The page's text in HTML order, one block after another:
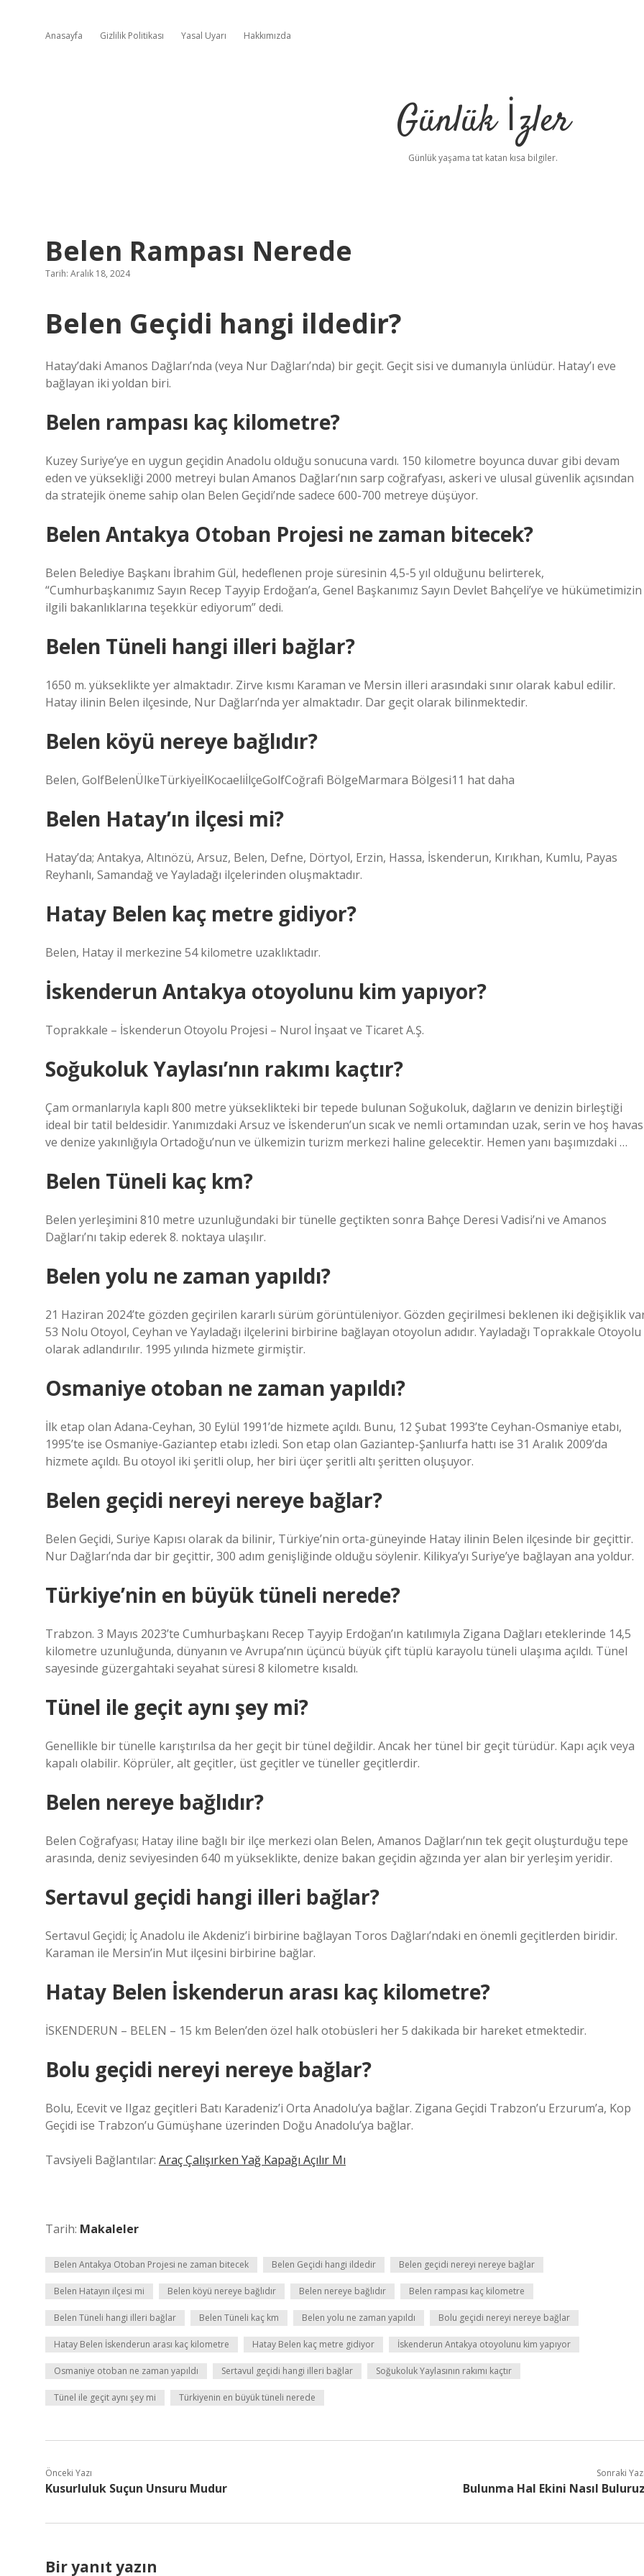
Anasayfa Gizlilik Politikası Yasal Uyarı Hakkımızda
Günlük İzler
Günlük yaşama tat katan kısa bilgiler.
Belen Rampası Nerede
Tarih: Aralık 18, 2024
Belen Geçidi hangi ildedir?
Hatay’daki Amanos Dağları’nda (veya Nur Dağları’nda) bir geçit. Geçit sisi ve dumanıyla ünlüdür. Hatay’ı eve
bağlayan iki yoldan biri.
Belen rampası kaç kilometre?
Kuzey Suriye’ye en uygun geçidin Anadolu olduğu sonucuna vardı. 150 kilometre boyunca duvar gibi devam
eden ve yüksekliği 2000 metreyi bulan Amanos Dağları’nın sarp coğrafyası, askeri ve ulusal güvenlik açısından
da stratejik öneme sahip olan Belen Geçidi’nde sadece 600-700 metreye düşüyor.
Belen Antakya Otoban Projesi ne zaman bitecek?
Belen Belediye Başkanı İbrahim Gül, hedeflenen proje süresinin 4,5-5 yıl olduğunu belirterek,
“Cumhurbaşkanımız Sayın Recep Tayyip Erdoğan’a, Genel Başkanımız Sayın Devlet Bahçeli’ye ve hükümetimizin
ilgili bakanlıklarına teşekkür ediyorum” dedi.
Belen Tüneli hangi illeri bağlar?
1650 m. yükseklikte yer almaktadır. Zirve kısmı Karaman ve Mersin illeri arasındaki sınır olarak kabul edilir.
Hatay ilinin Belen ilçesinde, Nur Dağları’nda yer almaktadır. Dar geçit olarak bilinmektedir.
Belen köyü nereye bağlıdır?
Belen, GolfBelenÜlkeTürkiyeİlKocaeliİlçeGolfCoğrafi BölgeMarmara Bölgesi11 hat daha
Belen Hatay’ın ilçesi mi?
Hatay’da; Antakya, Altınözü, Arsuz, Belen, Defne, Dörtyol, Erzin, Hassa, İskenderun, Kırıkhan, Kumlu, Payas
Reyhanlı, Samandağ ve Yayladağı ilçelerinden oluşmaktadır.
Hatay Belen kaç metre gidiyor?
Belen, Hatay il merkezine 54 kilometre uzaklıktadır.
İskenderun Antakya otoyolunu kim yapıyor?
Toprakkale – İskenderun Otoyolu Projesi – Nurol İnşaat ve Ticaret A.Ş.
Soğukoluk Yaylası’nın rakımı kaçtır?
Çam ormanlarıyla kaplı 800 metre yükseklikteki bir tepede bulunan Soğukoluk, dağların ve denizin birleştiği
ideal bir tatil beldesidir. Yanımızdaki Arsuz ve İskenderun’un sıcak ve nemli ortamından uzak, serin ve hoş
ve denize yakınlığıyla Ortadoğu’nun ve ülkemizin turizm merkezi haline gelecektir. Hemen yanı başımızdaki …
Belen Tüneli kaç km?
Belen yerleşimini 810 metre uzunluğundaki bir tünelle geçtikten sonra Bahçe Deresi Vadisi’ni ve Amanos
Dağları’nı takip ederek 8. noktaya ulaşılır.
Belen yolu ne zaman yapıldı?
21 Haziran 2024’te gözden geçirilen kararlı sürüm görüntüleniyor. Gözden geçirilmesi beklenen iki değişiklik
53 Nolu Otoyol, Ceyhan ve Yayladağı ilçelerini birbirine bağlayan otoyolun adıdır. Yayladağı Toprakkale Otoyolu
olarak adlandırılır. 1995 yılında hizmete girmiştir.
Osmaniye otoban ne zaman yapıldı?
İlk etap olan Adana-Ceyhan, 30 Eylül 1991’de hizmete açıldı. Bunu, 12 Şubat 1993’te Ceyhan-Osmaniye etabı,
1995’te ise Osmaniye-Gaziantep etabı izledi. Son etap olan Gaziantep-Şanlıurfa hattı ise 31 Aralık 2009’da
hizmete açıldı. Bu otoyol iki şeritli olup, her biri üçer şeritli altı şeritten oluşuyor.
Belen geçidi nereyi nereye bağlar?
Belen Geçidi, Suriye Kapısı olarak da bilinir, Türkiye’nin orta-güneyinde Hatay ilinin Belen ilçesinde bir geçittir.
Nur Dağları’nda dar bir geçittir, 300 adım genişliğinde olduğu söylenir. Kilikya’yı Suriye’ye bağlayan ana yoldur.
Türkiye’nin en büyük tüneli nerede?
Trabzon. 3 Mayıs 2023’te Cumhurbaşkanı Recep Tayyip Erdoğan’ın katılımıyla Zigana Dağları eteklerinde 14,5
kilometre uzunluğunda, dünyanın ve Avrupa’nın üçüncü büyük çift tüplü karayolu tüneli ulaşıma açıldı. Tünel
sayesinde güzergahtaki seyahat süresi 8 kilometre kısaldı.
Tünel ile geçit aynı şey mi?
Genellikle bir tünelle karıştırılsa da her geçit bir tünel değildir. Ancak her tünel bir geçit türüdür. Kapı açık veya
kapalı olabilir. Köprüler, alt geçitler, üst geçitler ve tüneller geçitlerdir.
Belen nereye bağlıdır?
Belen Coğrafyası; Hatay iline bağlı bir ilçe merkezi olan Belen, Amanos Dağları’nın tek geçit oluşturduğu tepe
arasında, deniz seviyesinden 640 m yükseklikte, denize bakan geçidin ağzında yer alan bir yerleşim yeridir.
Sertavul geçidi hangi illeri bağlar?
Sertavul Geçidi; İç Anadolu ile Akdeniz’i birbirine bağlayan Toros Dağları’ndaki en önemli geçitlerden biridir.
Karaman ile Mersin’in Mut ilçesini birbirine bağlar.
Hatay Belen İskenderun arası kaç kilometre?
İSKENDERUN – BELEN – 15 km Belen’den özel halk otobüsleri her 5 dakikada bir hareket etmektedir.
Bolu geçidi nereyi nereye bağlar?
Bolu, Ecevit ve Ilgaz geçitleri Batı Karadeniz’i Orta Anadolu’ya bağlar. Zigana Geçidi Trabzon’u Erzurum’a, Kop
Geçidi ise Trabzon’u Gümüşhane üzerinden Doğu Anadolu’ya bağlar.
Tavsiyeli Bağlantılar: Araç Çalışırken Yağ Kapağı Açılır Mı
Tarih: Makaleler
Belen Antakya Otoban Projesi ne zaman bitecek Belen Geçidi hangi ildedir Belen geçidi nereyi nereye bağlar
Belen Hatayın ilçesi mi Belen köyü nereye bağlıdır Belen nereye bağlıdır Belen rampası kaç kilometre
Belen Tüneli hangi illeri bağlar Belen Tüneli kaç km Belen yolu ne zaman yapıldı Bolu geçidi nereyi nereye bağlar
Hatay Belen İskenderun arası kaç kilometre Hatay Belen kaç metre gidiyor İskenderun Antakya otoyolunu kim yapıyor
Osmaniye otoban ne zaman yapıldı Sertavul geçidi hangi illeri bağlar Soğukoluk Yaylasının rakımı kaçtır
Tünel ile geçit aynı şey mi Türkiyenin en büyük tüneli nerede
Önceki Yazı
Kusurluluk Suçun Unsuru Mudur
Sonraki
Bulunma Hal Ekini Nasıl
Bir yanıt yazın